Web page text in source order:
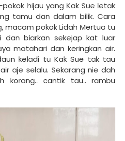
hijau yang Kak Sue letak
tamu dan dalam bilik. Cara
macam pokok Lidah Mertua tu
dan biarkan sekejap kat luar
matahari dan keringkan air.
keladi tu Kak Sue tak tau
aje selalu. Sekarang nie dah
korang.. cantik tau.. rambu